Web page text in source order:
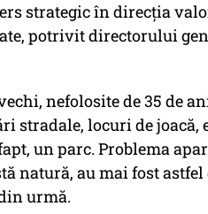
strategic în direcţia
potrivit directorului
nefolosite de 35 de
stradale, locuri de joacă,
un parc. Problema
natură, au mai fost
urmă.